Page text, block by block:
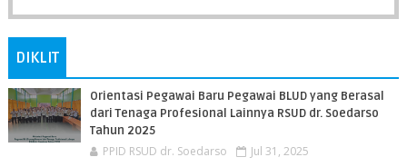
DIKLIT
Orientasi Pegawai Baru Pegawai BLUD yang Berasal
dari Tenaga Profesional Lainnya RSUD dr. Soedarso
Tahun 2025
PPID RSUD dr. Soedarso Jul 31, 2025